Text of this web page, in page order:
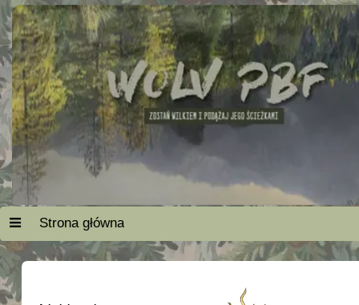
Strona główna